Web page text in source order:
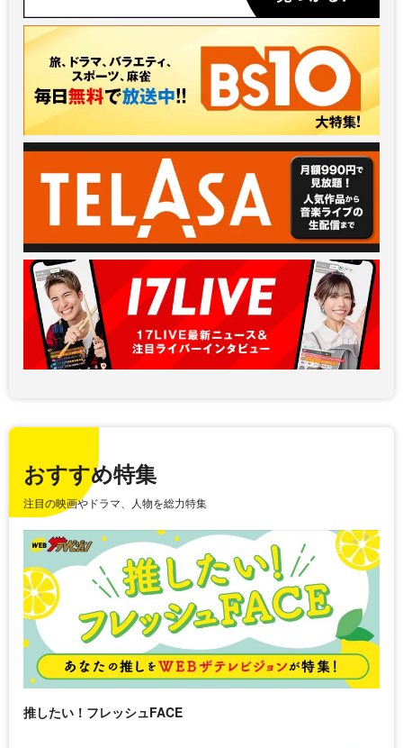
おすすめ特集
注目の映画やドラマ、人物を総力特集
推したい！フレッシュFACE